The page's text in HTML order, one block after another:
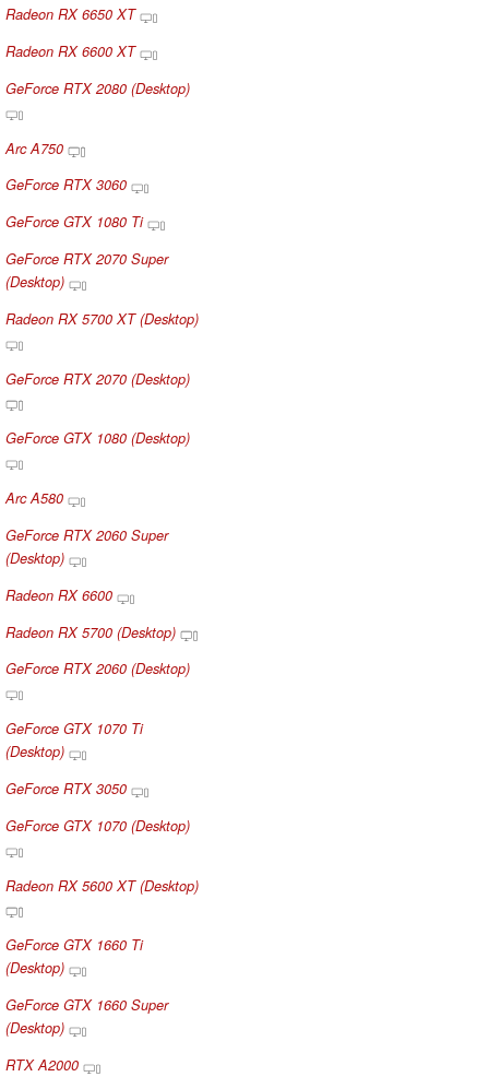
Radeon RX 6650 XT
Radeon RX 6600 XT
GeForce RTX 2080 (Desktop)
Arc A750
GeForce RTX 3060
GeForce GTX 1080 Ti
GeForce RTX 2070 Super
(Desktop)
Radeon RX 5700 XT (Desktop)
GeForce RTX 2070 (Desktop)
GeForce GTX 1080 (Desktop)
Arc A580
GeForce RTX 2060 Super
(Desktop)
Radeon RX 6600
Radeon RX 5700 (Desktop)
GeForce RTX 2060 (Desktop)
GeForce GTX 1070 Ti
(Desktop)
GeForce RTX 3050
GeForce GTX 1070 (Desktop)
Radeon RX 5600 XT (Desktop)
GeForce GTX 1660 Ti
(Desktop)
GeForce GTX 1660 Super
(Desktop)
RTX A2000